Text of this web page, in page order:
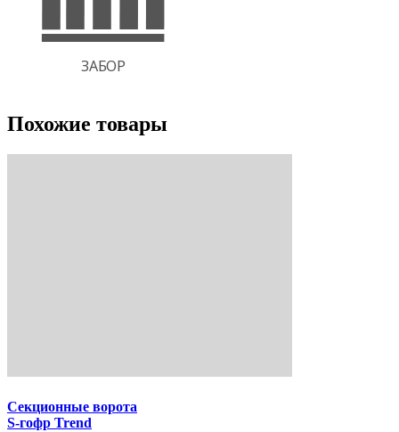
Похожие товары
Секционные ворота
S-гофр Trend